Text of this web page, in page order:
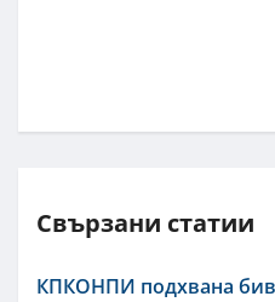
Свързани статии
КПКОНПИ подхвана